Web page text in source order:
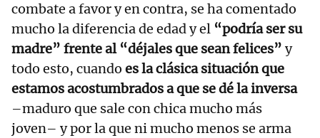
combate a favor y en contra, se ha comentado
mucho la diferencia de edad y el “podría ser su
madre” frente al “déjales que sean felices” y
todo esto, cuando es la clásica situación que
estamos acostumbrados a que se dé la inversa
–maduro que sale con chica mucho más
joven– y por la que ni mucho menos se arma